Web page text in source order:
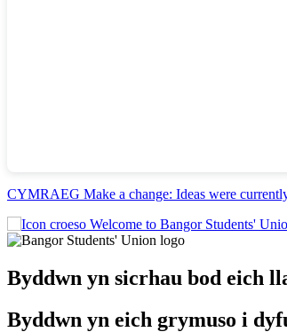
CYMRAEG Make a change: Ideas were
Welcome to Bangor Students'
Byddwn yn sicrhau bod eich
Byddwn yn eich grymuso i